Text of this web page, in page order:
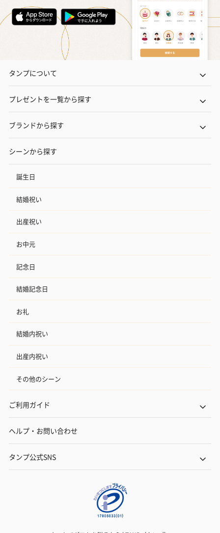
タンプについて
プレゼントを一覧から探す
ブランドから探す
シーンから探す
誕生日
結婚祝い
出産祝い
お中元
記念日
結婚記念日
お礼
結婚内祝い
出産内祝い
その他のシーン
ご利用ガイド
ヘルプ・お問い合わせ
タンプ公式SNS